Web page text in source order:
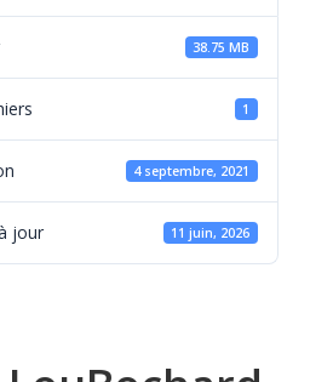
38.75 MB
1
4 septembre, 2021
jour 11 juin, 2026